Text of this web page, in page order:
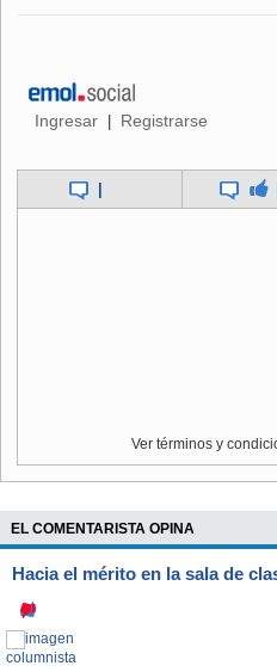
Ingresar Registrarse
Ver términos y
EL COMENTARISTA OPINA
Hacia el mérito en la sala de